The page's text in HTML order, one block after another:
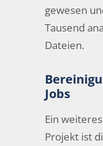
gewesen
Tausend
Dateien.
Jobs
Ein
Projekt ist